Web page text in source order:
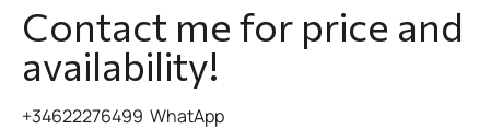
Contact me for price and
availability!
+34622276499 WhatApp